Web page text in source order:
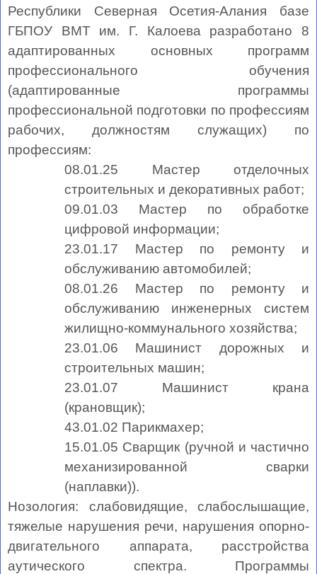
Республики Северная Осетия-Алания базе
ГБПОУ ВМТ им. Г. Калоева разработано 8
адаптированных основных программ
профессионального обучения
(адаптированные программы
профессиональной подготовки по профессиям
рабочих, должностям служащих) по
профессиям:
08.01.25 Мастер отделочных
строительных и декоративных работ;
09.01.03 Мастер по обработке
цифровой информации;
23.01.17 Мастер по ремонту и
обслуживанию автомобилей;
08.01.26 Мастер по ремонту и
обслуживанию инженерных систем
жилищно-коммунального хозяйства;
23.01.06 Машинист дорожных и
строительных машин;
23.01.07 Машинист крана
(крановщик);
43.01.02 Парикмахер;
15.01.05 Сварщик (ручной и частично
механизированной сварки
(наплавки)).
Нозология: слабовидящие, слабослышащие,
тяжелые нарушения речи, нарушения опорно-
двигательного аппарата, расстройства
аутического спектра. Программы